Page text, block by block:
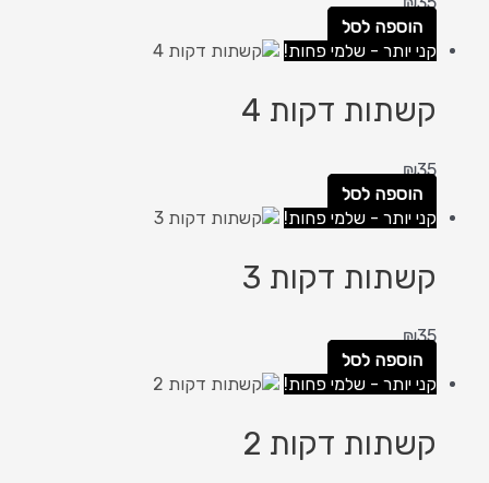
הוספה לסל
קני יותר - שלמי פחות!
קשתות דקות 4
₪35
הוספה לסל
קני יותר - שלמי פחות!
קשתות דקות 3
₪35
הוספה לסל
קני יותר - שלמי פחות!
קשתות דקות 2